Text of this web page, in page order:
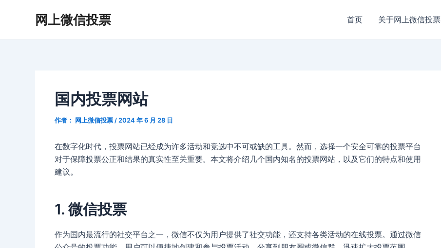
网上微信投票 首页 关于网上微信投票
国内投票网站
作者： 网上微信投票 / 2024 年 6 月 28 日
在数字化时代，投票网站已经成为许多活动和竞选中不可或缺的工具。然而，选择一个安全可靠的投票平台
对于保障投票公正和结果的真实性至关重要。本文将介绍几个国内知名的投票网站，以及它们的特点和使用
建议。
1. 微信投票
作为国内最流行的社交平台之一，微信不仅为用户提供了社交功能，还支持各类活动的在线投票。通过微信
navigation